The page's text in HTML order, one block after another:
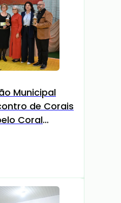
Municipal
de Corais
Coral